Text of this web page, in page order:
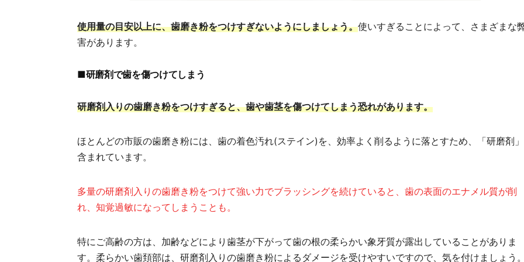
使用量の目安以上に、歯磨き粉をつけすぎないようにしましょう。使いすぎることによって、さまざまな
害があります。
■研磨剤で歯を傷つけてしまう
研磨剤入りの歯磨き粉をつけすぎると、歯や歯茎を傷つけてしまう恐れがあります。
ほとんどの市販の歯磨き粉には、歯の着色汚れ(ステイン)を、効率よく削るように落とすため、「研磨剤
含まれています。
多量の研磨剤入りの歯磨き粉をつけて強い力でブラッシングを続けていると、歯の表面のエナメル質が削
れ、知覚過敏になってしまうことも。
特にご高齢の方は、加齢などにより歯茎が下がって歯の根の柔らかい象牙質が露出していることがありま
す。柔らかい歯頚部は、研磨剤入りの歯磨き粉によるダメージを受けやすいですので、気を付けましょう。